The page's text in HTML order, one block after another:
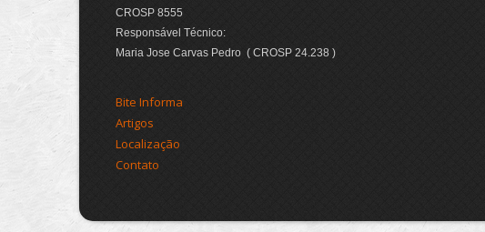
CROSP 8555
Responsável Técnico:
Maria Jose Carvas Pedro ( CROSP 24.238 )
Bite Informa
Artigos
Localização
Contato